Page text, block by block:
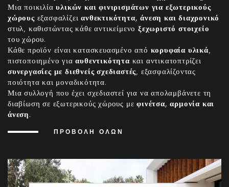
Μια ποικιλίαυλικών και φινιρισμάτων για εξωτερικούς
χώρουςεξασφαλίζειανθεκτικότητα, άνεση και διαχρονικό
στυλ, καθιστώντας κάθε αντικείμενοξεχωριστό στοιχείο
του χώρου.
Κάθε προϊόν είναι κατασκευασμένο από κορυφαία υλικά,
πιστοποιημένο γιααυθεντικότητακαι αντικατοπτρίζει
συνεργασίες με διεθνείς σχεδιαστές, εξασφαλίζοντας
ποιότητα και μοναδικότητα.
Μια συλλογή που έχει σχεδιαστεί για να απολαμβάνετε τη
διαβίωση σε εξωτερικούς χώρους μεφινέτσα, αρμονία και
άνεση.
ΠΡΟΒΟΛΉ ΌΛΩΝ